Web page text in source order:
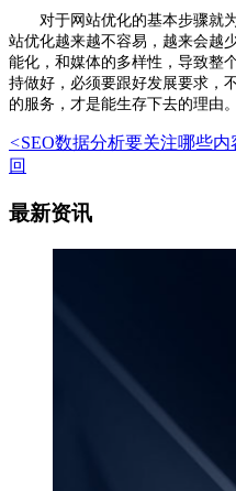
对于网站优化的基本步骤就为
站优化越来越不容易，越来会越
能化，和媒体的多样性，导致整
持做好，必须要跟好发展要求，
的服务，才是能生存下去的理由。
<SEO数据分析要关注哪些内
回
最新资讯